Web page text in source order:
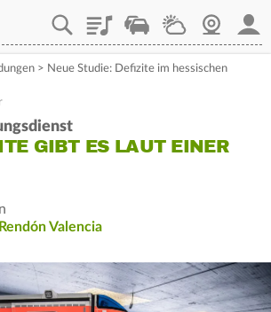
PlaylistStaupilotWetterWebcam
> Neue Studie: Defizite im hessischen
GIBT ES LAUT EINER
Valencia